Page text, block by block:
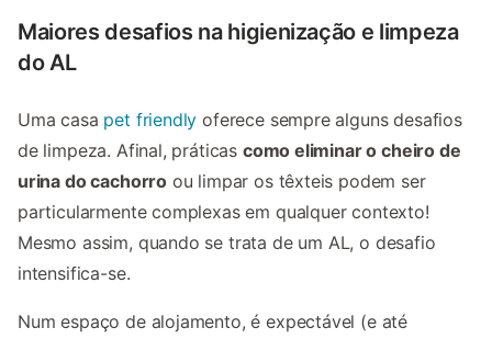
Maiores desafios na higienização e limpeza
do AL
Uma casa pet friendly oferece sempre alguns desafios
de limpeza. Afinal, práticas como eliminar o cheiro de
urina do cachorro ou limpar os têxteis podem ser
particularmente complexas em qualquer contexto!
Mesmo assim, quando se trata de um AL, o desafio
intensifica-se.
Num espaço de alojamento, é expectável (e até